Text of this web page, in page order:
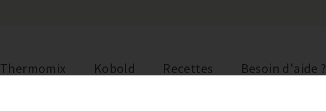
Thermomix Kobold Recettes Besoin d'aide ?